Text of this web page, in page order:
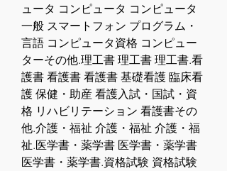
ュータ コンピュータ コンピュータ
一般 スマートフォン プログラム・
言語 コンピュータ資格 コンピュー
ターその他.理工書 理工書 理工書.看
護書 看護書 看護書 基礎看護 臨床看
護 保健・助産 看護入試・国試・資
格 リハビリテーション 看護書その
他.介護・福祉 介護・福祉 介護・福
祉.医学書・薬学書 医学書・薬学書
医学書・薬学書.資格試験 資格試験